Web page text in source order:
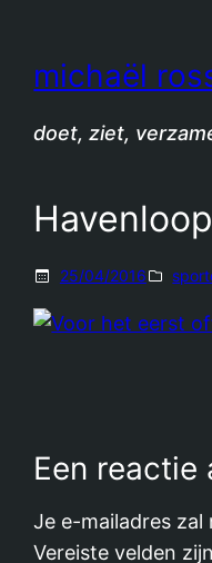
michaël
doet, ziet,
Havenloop
25/04/2016
Een reactie
Je e-mailadres
Vereiste velden